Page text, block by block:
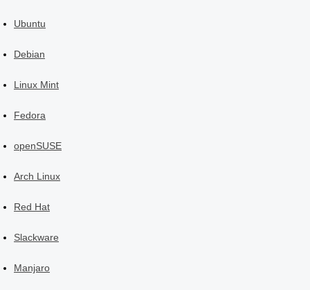
Ubuntu
Debian
Linux Mint
Fedora
openSUSE
Arch Linux
Red Hat
Slackware
Manjaro